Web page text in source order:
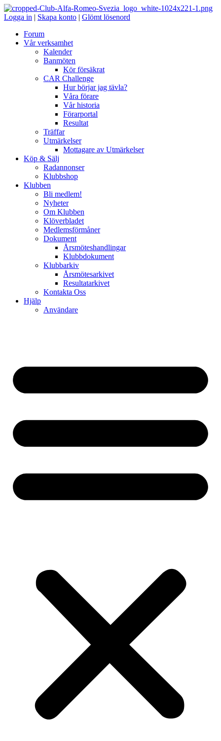
Logga in | Skapa konto | Glömt lösenord
Forum
Vår verksamhet
Kalender
Banmöten
Kör försäkrat
CAR Challenge
Hur börjar jag tävla?
Våra förare
Vår historia
Förarportal
Resultat
Träffar
Utmärkelser
Mottagare av Utmärkelser
Köp & Sälj
Radannonser
Klubbshop
Klubben
Bli medlem!
Nyheter
Om Klubben
Klöverbladet
Medlemsförmåner
Dokument
Årsmöteshandlingar
Klubbdokument
Klubbarkiv
Årsmötesarkivet
Resultatarkivet
Kontakta Oss
Hjälp
Användare